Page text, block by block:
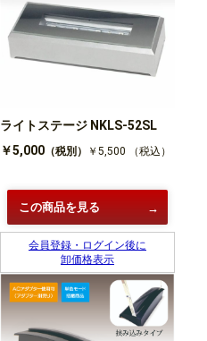
ライトステージ NKLS-52SL
￥5,000 （税別） ￥5,500 （税込）
この商品を見る
会員登録・ログイン後に
卸価格表示